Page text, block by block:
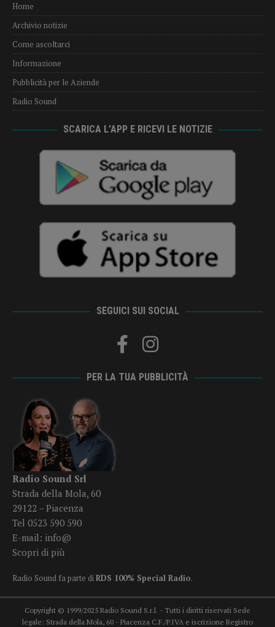
Home
Archivio notizie
Come ascoltarci
Informazione
Pubblicità per le Aziende
Radio Sound
SCARICA L’APP E RICEVI LE NOTIZIE
SEGUICI SUI SOCIAL
PER LA TUA PUBBLICITÀ
Radio Sound Srl
Strada della Mola, 60
29122 – Piacenza
Tel 0523 590 590
E-mail: info@
Scopri di più
Radio Sound fa parte diRDS 100% Special Radio.
Copyright © 1999/2025 Radio Sound S.r.l. - Tutti i diritti riservati Sede
legale: Strada della Mola, 60 - Piacenza C.F./P.IVA e iscrizione Registro